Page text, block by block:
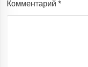
Комментарий *